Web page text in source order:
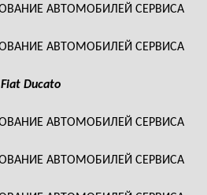
Fiat Ducato